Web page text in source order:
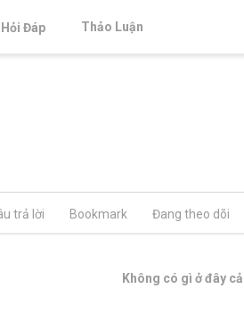
Hỏi Đáp Thảo Luận
trả lời Bookmark Đang theo dõi
Không có gì ở đây cả